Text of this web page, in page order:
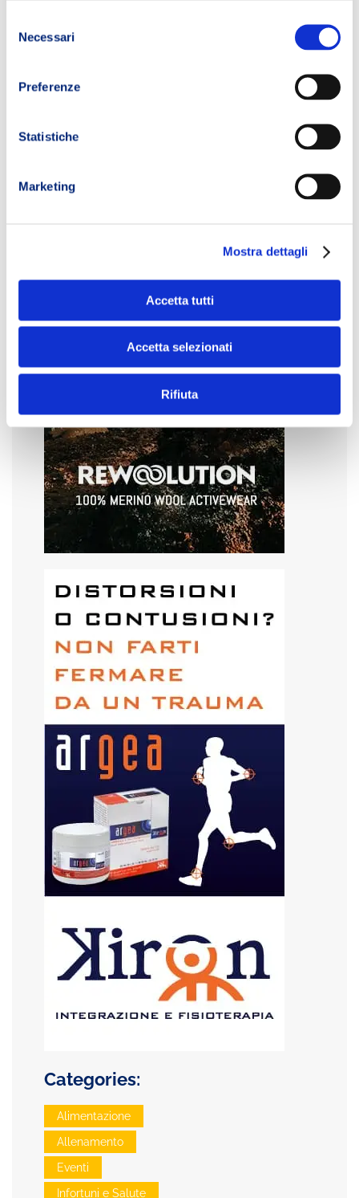
delNecessari
Preferenze
Statistiche
Marketing
Mostra dettagli
Accetta tutti
Accetta selezionati
Rifiuta
Categories:
Alimentazione
Allenamento
Eventi
Infortuni e Salute